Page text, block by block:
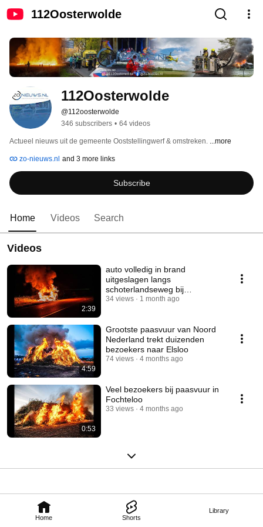
112Oosterwolde
Home Shorts
Library
112Oosterwolde
@112oosterwolde
346 subscribers • 64 videos
Actueel nieuws uit de gemeente Ooststellingwerf & omstreken. ...more
zo-nieuws.nl and 3 more links
Subscribe
Home Videos Search
Videos
2:39
auto volledig in brand
uitgeslagen langs
schoterlandseweg bij
hoornsterzwaag
34 views 1 month ago
4:59
Grootste paasvuur van Noord
Nederland trekt duizenden
bezoekers naar Elsloo
74 views 4 months ago
0:53
Veel bezoekers bij paasvuur in
Fochteloo
33 views 4 months ago